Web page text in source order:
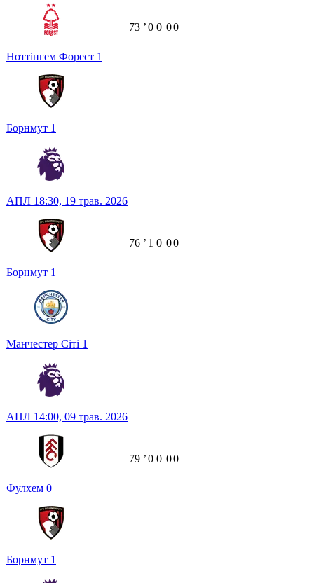
Ноттінгем Форест 1
Борнмут 1
73 ʼ0 0 00
АПЛ 18:30, 19 трав. 2026
Борнмут 1
Манчестер Сіті 1
76 ʼ 1 0 00
АПЛ 14:00, 09 трав. 2026
Фулхем 0
Борнмут 1
79 ʼ0 0 00